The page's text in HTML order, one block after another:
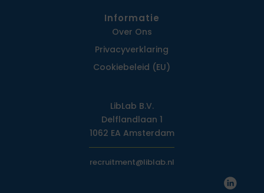
Informatie
Over Ons
Privacy­verklaring
Cookiebeleid (EU)
LibLab B.V.
Delflandlaan 1
1062 EA Amsterdam
recruitment@liblab.nl